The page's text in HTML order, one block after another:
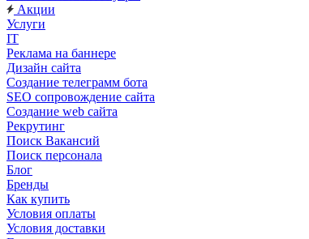
Акции
Услуги
IT
Реклама на баннере
Дизайн сайта
Создание телеграмм бота
SEO сопровождение сайта
Создание web сайта
Рекрутинг
Поиск Вакансий
Поиск персонала
Блог
Бренды
Как купить
Условия оплаты
Условия доставки